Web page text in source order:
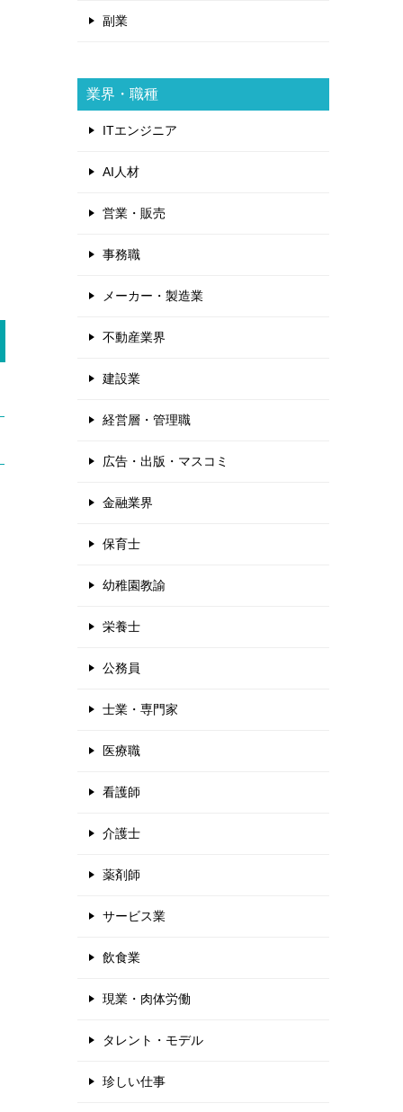
副業
業界・職種
ITエンジニア
AI人材
営業・販売
事務職
メーカー・製造業
不動産業界
建設業
経営層・管理職
広告・出版・マスコミ
金融業界
保育士
幼稚園教諭
栄養士
公務員
士業・専門家
医療職
看護師
介護士
薬剤師
サービス業
飲食業
現業・肉体労働
タレント・モデル
珍しい仕事